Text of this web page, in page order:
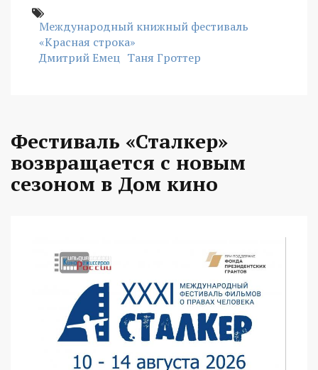
Международный книжный фестиваль
«Красная строка»
Дмитрий Емец Таня Гроттер
Фестиваль «Сталкер»
возвращается с новым
сезоном в Дом кино